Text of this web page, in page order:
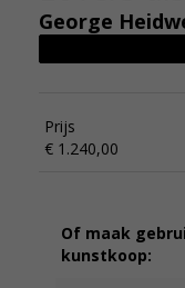
George
Prijs
€ 1.240,00
Of maak
kunstkoop: